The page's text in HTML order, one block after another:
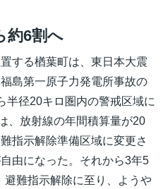
約6割へ
する楢葉町は、東日本大震
島第一原子力発電所事故の
半径20キロ圏内の警戒区域に
、放射線の年間積算量が20
指示解除準備区域に変更さ
由になった。それから3年5
避難指示解除に至り、ようや